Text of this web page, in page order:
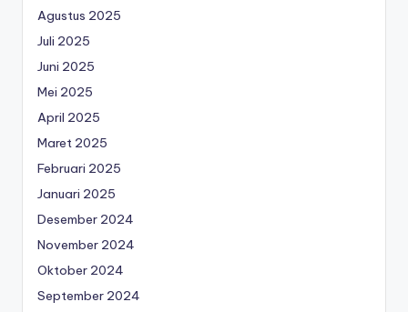
Agustus 2025
Juli 2025
Juni 2025
Mei 2025
April 2025
Maret 2025
Februari 2025
Januari 2025
Desember 2024
November 2024
Oktober 2024
September 2024